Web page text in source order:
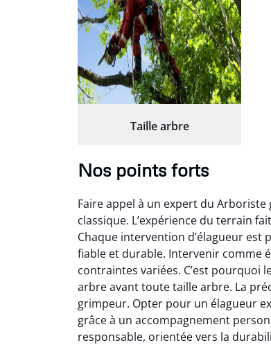
Taille arbre
Nos points forts
Faire appel à un expert du Arboriste
classique. L’expérience du terrain
Chaque intervention d’élagueur
fiable et durable. Intervenir comme
contraintes variées. C’est pourquoi
arbre avant toute taille arbre. La
grimpeur. Opter pour un élagueur
grâce à un accompagnement
responsable, orientée vers la